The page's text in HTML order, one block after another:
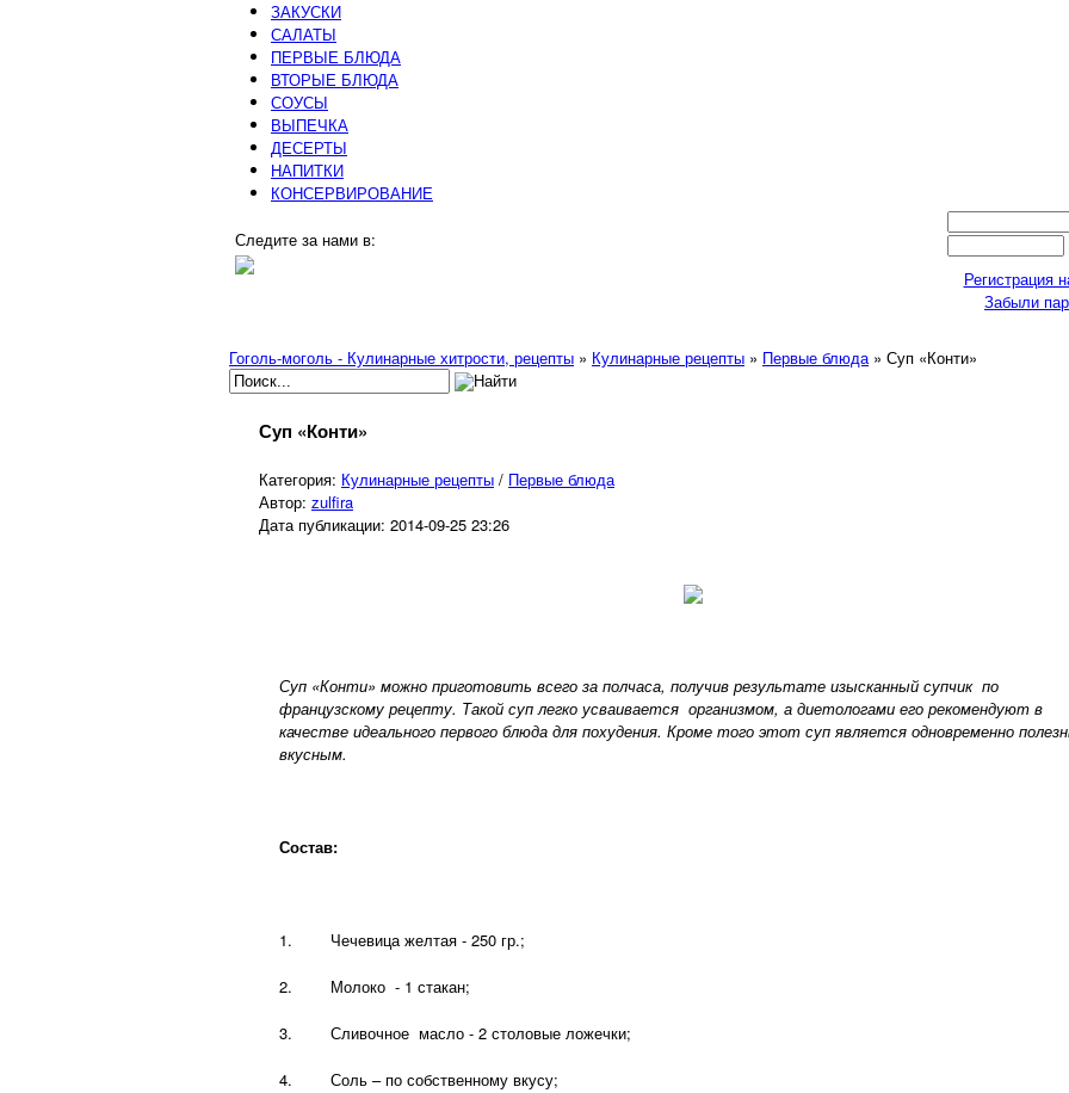
ЗАКУСКИ
САЛАТЫ
ПЕРВЫЕ БЛЮДА
ВТОРЫЕ БЛЮДА
СОУСЫ
ВЫПЕЧКА
ДЕСЕРТЫ
НАПИТКИ
КОНСЕРВИРОВАНИЕ
Следите за нами в:
Регистрация
Забыли
Гоголь-моголь - Кулинарные хитрости, рецепты » Кулинарные рецепты » Первые блюда » Суп «Конти»
Суп «Конти»
Категория: Кулинарные рецепты / Первые блюда
Автор: zulfira
Дата публикации: 2014-09-25 23:26
Суп «Конти» можно приготовить всего за полчаса, получив результате изысканный супчик по
французскому рецепту. Такой суп легко усваивается организмом, а диетологами его рекомендуют в
качестве идеального первого блюда для похудения. Кроме того этот суп является одновременно
вкусным.
Состав:
1. Чечевица желтая - 250 гр.;
2. Молоко - 1 стакан;
3. Сливочное масло - 2 столовые ложечки;
4. Соль – по собственному вкусу;